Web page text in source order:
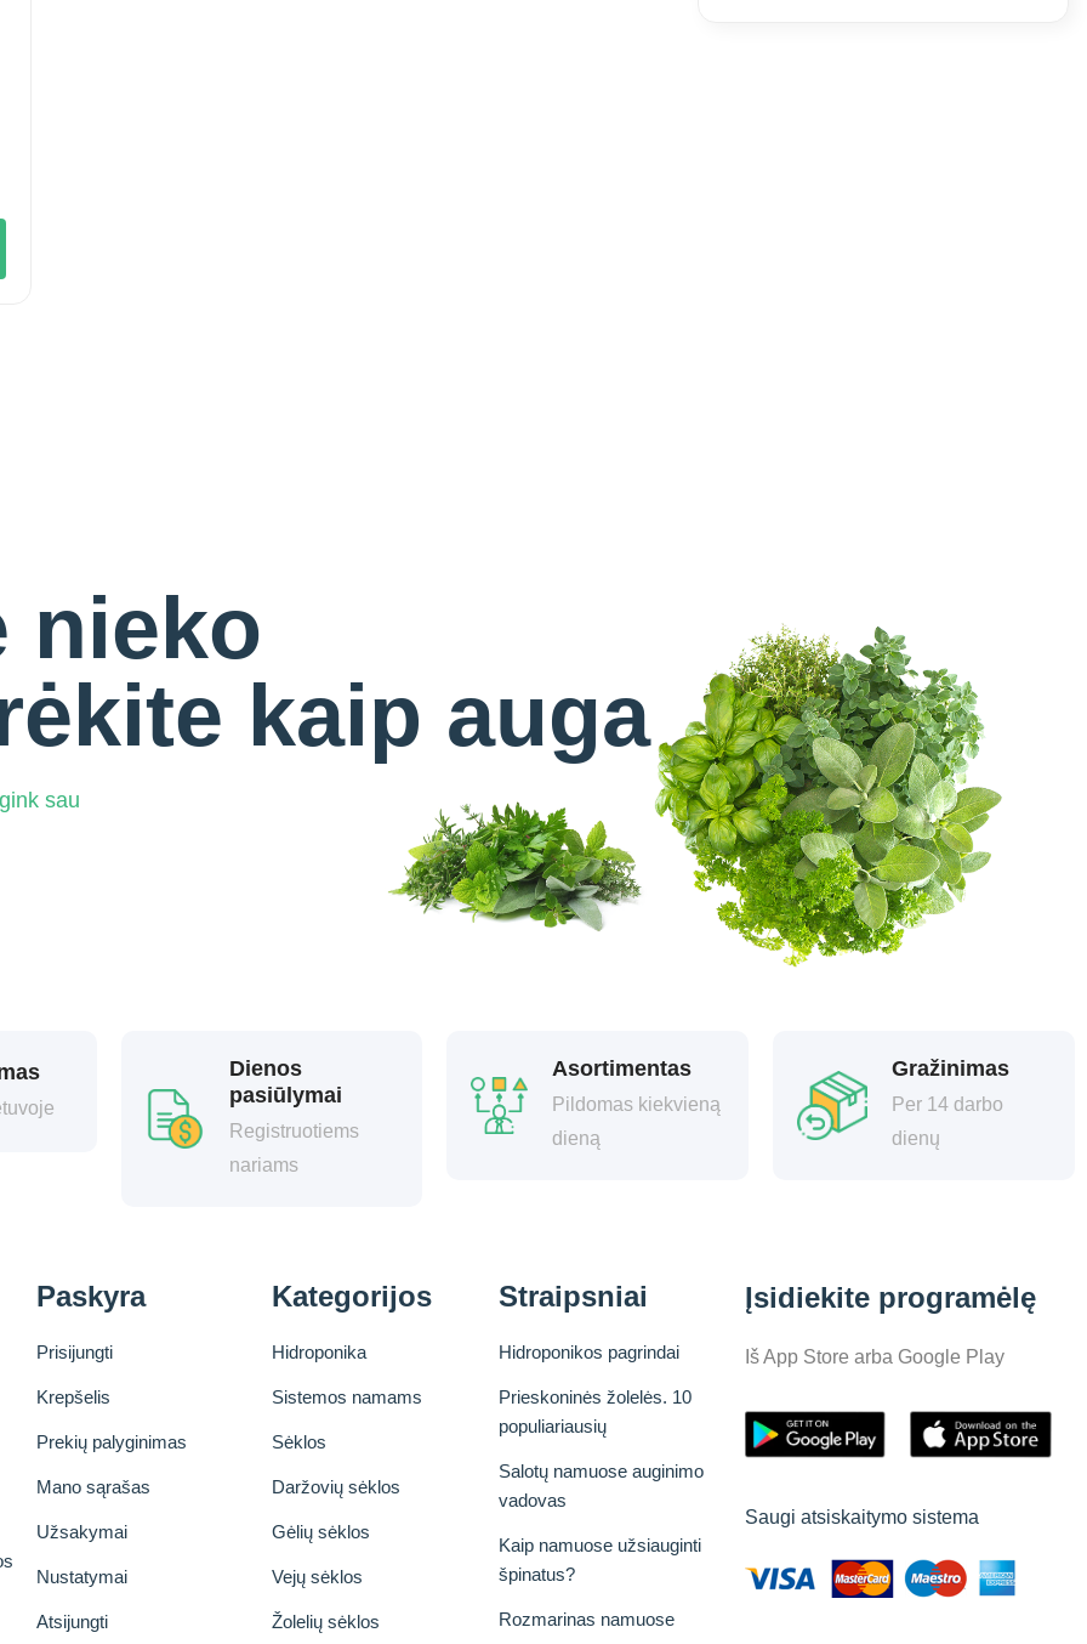
nieko
kaip auga
sau
Dienos
pasiūlymai
Registruotiems
nariams
Asortimentas
Pildomas kiekvieną
dieną
Gražinimas
Per 14 darbo
dienų
Paskyra
Prisijungti
Krepšelis
Prekių palyginimas
Mano sąrašas
Užsakymai
Nustatymai
Atsijungti
Kategorijos
Hidroponika
Sistemos namams
Sėklos
Daržovių sėklos
Gėlių sėklos
Vejų sėklos
Žolelių sėklos
Straipsniai
Hidroponikos pagrindai
Prieskoninės žolelės. 10
populiariausių
Salotų namuose auginimo
vadovas
Kaip namuose užsiauginti
špinatus?
Rozmarinas namuose
Įsidiekite programėlę
Iš App Store arba Google Play
Saugi atsiskaitymo sistema